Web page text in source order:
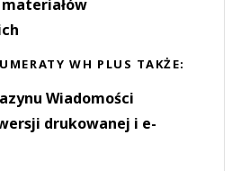
WH PLUS TAKŻE:
Wiadomości
drukowanej i e-